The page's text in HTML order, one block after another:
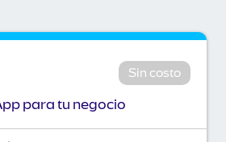
Sin costo
para tu negocio